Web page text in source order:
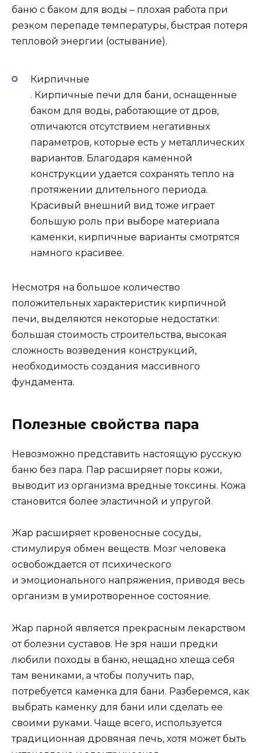
баню с баком для воды – плохая работа при
резком перепаде температуры, быстрая потеря
тепловой энергии (остывание).
Кирпичные
. Кирпичные печи для бани, оснащенные
баком для воды, работающие от дров,
отличаются отсутствием негативных
параметров, которые есть у металлических
вариантов. Благодаря каменной
конструкции удается сохранять тепло на
протяжении длительного периода.
Красивый внешний вид тоже играет
большую роль при выборе материала
каменки, кирпичные варианты смотрятся
намного красивее.
Несмотря на большое количество
положительных характеристик кирпичной
печи, выделяются некоторые недостатки:
большая стоимость строительства, высокая
сложность возведения конструкций,
необходимость создания массивного
фундамента.
Полезные свойства пара
Невозможно представить настоящую русскую
баню без пара. Пар расширяет поры кожи,
выводит из организма вредные токсины. Кожа
становится более эластичной и упругой.
Жар расширяет кровеносные сосуды,
стимулируя обмен веществ. Мозг человека
освобождается от психического
и эмоционального напряжения, приводя весь
организм в умиротворенное состояние.
Жар парной является прекрасным лекарством
от болезни суставов. Не зря наши предки
любили походы в баню, нещадно хлеща себя
там вениками, а чтобы получить пар,
потребуется каменка для бани. Разберемся, как
выбрать каменку для бани или сделать ее
своими руками. Чаще всего, используется
традиционная дровяная печь, хотя может быть